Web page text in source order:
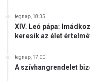
tegnap, 18:35
XIV. Leó pápa:
keresik az élet
tegnap, 17:00
A szívhangrendelet